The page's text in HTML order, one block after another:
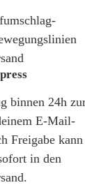
binnen 24h
E-Mail-
Freigabe kann
in den